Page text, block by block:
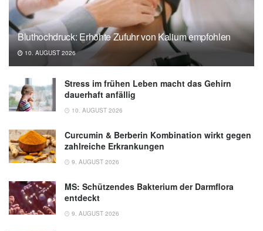
Bluthochdruck: Erhöhte Zufuhr von Kalium empfohlen
10. AUGUST 2026
Stress im frühen Leben macht das Gehirn
dauerhaft anfällig
10. AUGUST 2026
Curcumin & Berberin Kombination wirkt gegen
zahlreiche Erkrankungen
9. AUGUST 2026
MS: Schützendes Bakterium der Darmflora
entdeckt
9. AUGUST 2026